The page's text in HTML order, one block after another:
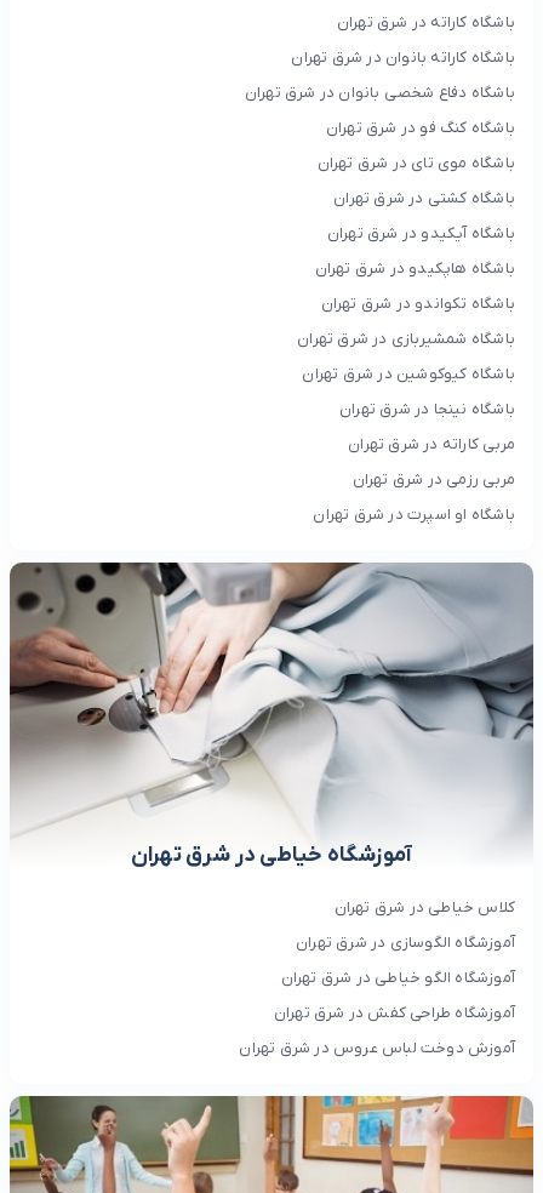
باشگاه کاراته در شرق تهران
باشگاه کاراته بانوان در شرق تهران
باشگاه دفاع شخصی بانوان در شرق تهران
باشگاه کنگ فو در شرق تهران
باشگاه موی تای در شرق تهران
باشگاه کشتی در شرق تهران
باشگاه آیکیدو در شرق تهران
باشگاه هاپکیدو در شرق تهران
باشگاه تکواندو در شرق تهران
باشگاه شمشیربازی در شرق تهران
باشگاه کیوکوشین در شرق تهران
باشگاه نینجا در شرق تهران
مربی کاراته در شرق تهران
مربی رزمی در شرق تهران
باشگاه او اسپرت در شرق تهران
آموزشگاه خیاطی در شرق تهران
کلاس خیاطی در شرق تهران
آموزشگاه الگوسازی در شرق تهران
آموزشگاه الگو خیاطی در شرق تهران
آموزشگاه طراحی کفش در شرق تهران
آموزش دوخت لباس عروس در شرق تهران